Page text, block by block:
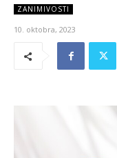
ZANIMIVOSTI
10. oktobra, 2023